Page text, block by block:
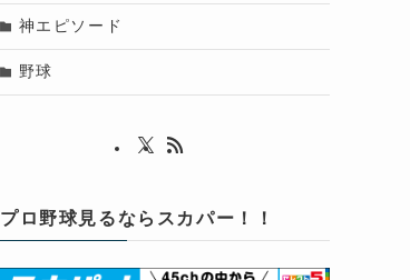
神エピソード
野球
プロ野球見るならスカパー！！